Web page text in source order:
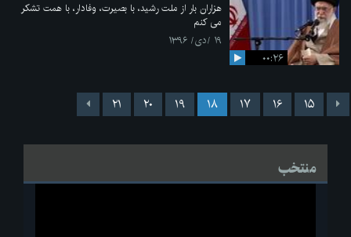
۰۰:۲۶
هزاران بار از ملت رشید، با بصیرت، وفادار، با همت تشکر
می کنم
۱۹ /دی/ ۱۳۹۶
۱۵ ۱۶ ۱۷ ۱۸ ۱۹ ۲۰ ۲۱
منتخب